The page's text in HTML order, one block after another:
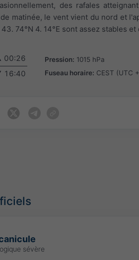
des rafales
matinée, le vent vient du nord et
74°N 4. 14°E sont assez stables
00:26
16:40
Pression: 1015 hPa
Fuseau horaire: CEST (UTC
sévère